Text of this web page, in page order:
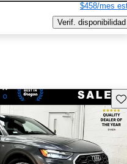
$458/mes
Verif. disponibilidad